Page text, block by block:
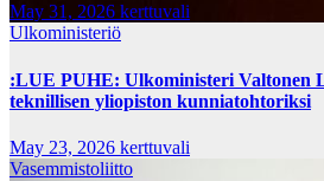
May 31, 2026 kerttuvali
Ulkoministeriö
:LUE PUHE: Ulkoministeri Valtonen
teknillisen yliopiston kunniatohtoriksi
May 23, 2026 kerttuvali
Vasemmistoliitto